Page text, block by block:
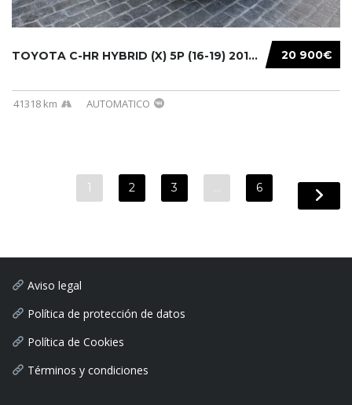
20 900€
TOYOTA C-HR HYBRID (X) 5P (16-19) 2019...
41318 km AUTOMATICO
1 2 3 … 6
Aviso legal
Política de protección de datos
Política de Cookies
Términos y condiciones